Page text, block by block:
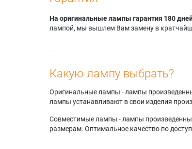
На оригинальные лампы гарантия 180
лампой, мы вышлем Вам замену в
Какую лампу выбрать?
Оригинальные лампы - лампы
лампы устанавливают в свои изделия
Совместимые лампы - лампы
размерам. Оптимальное качество по